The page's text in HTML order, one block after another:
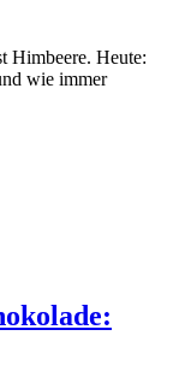
Himbeere. Heute:
wie immer